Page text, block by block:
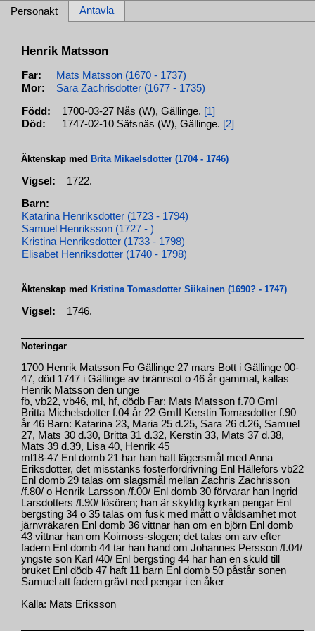
Personakt Antavla
Henrik Matsson
Far:
Mats Matsson (1670 - 1737)
Mor:
Sara Zachrisdotter (1677 - 1735)
Född: 1700-03-27 Nås (W), Gällinge. [1]
Död:
1747-02-10 Säfsnäs (W), Gällinge. [2]
Äktenskap med Brita Mikaelsdotter (1704 - 1746)
Vigsel: 1722.
Barn:
Katarina Henriksdotter (1723 - 1794)
Samuel Henriksson (1727 - )
Kristina Henriksdotter (1733 - 1798)
Elisabet Henriksdotter (1740 - 1798)
Äktenskap med Kristina Tomasdotter Siikainen (1690? - 1747)
Vigsel: 1746.
Noteringar
1700 Henrik Matsson Fo Gällinge 27 mars Bott i Gällinge 00-
47, död 1747 i Gällinge av brännsot o 46 år gammal, kallas
Henrik Matsson den unge
fb, vb22, vb46, ml, hf, dödb Far: Mats Matsson f.70 GmI
Britta Michelsdotter f.04 år 22 GmII Kerstin Tomasdotter f.90
år 46 Barn: Katarina 23, Maria 25 d.25, Sara 26 d.26, Samuel
27, Mats 30 d.30, Britta 31 d.32, Kerstin 33, Mats 37 d.38,
Mats 39 d.39, Lisa 40, Henrik 45
ml18-47 Enl domb 21 har han haft lägersmål med Anna
Eriksdotter, det misstänks fosterfördrivning Enl Hällefors vb22
Enl domb 29 talas om slagsmål mellan Zachris Zachrisson
/f.80/ o Henrik Larsson /f.00/ Enl domb 30 förvarar han Ingrid
Larsdotters /f.90/ lösören; han är skyldig kyrkan pengar Enl
bergsting 34 o 35 talas om fusk med mått o våldsamhet mot
järnvräkaren Enl domb 36 vittnar han om en björn Enl domb
43 vittnar han om Koimoss-slogen; det talas om arv efter
fadern Enl domb 44 tar han hand om Johannes Persson /f.04/
yngste son Karl /40/ Enl bergsting 44 har han en skuld till
bruket Enl dödb 47 haft 11 barn Enl domb 50 påstår sonen
Samuel att fadern grävt ned pengar i en åker
Källa: Mats Eriksson